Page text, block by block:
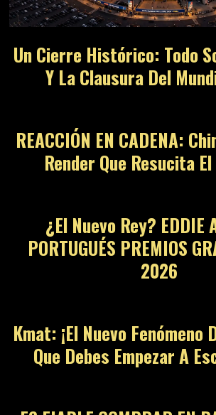
Un Cierre Histórico: Todo
Y La Clausura Del
REACCIÓN EN CADENA:
Render Que Resucita
¿El Nuevo Rey? EDDIE
PORTUGUÉS PREMIOS
2026
Kmat: ¡El Nuevo Fenómeno
Que Debes Empezar A